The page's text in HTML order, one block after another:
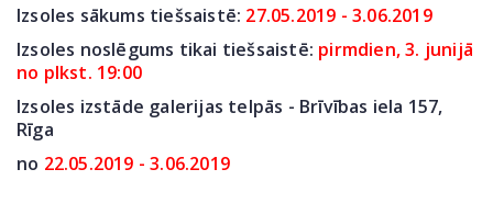
Izsoles sākums tiešsaistē: 27.05.2019 - 3.06.2019
Izsoles noslēgums tikai tiešsaistē: pirmdien, 3. junijā
no plkst. 19:00
Izsoles izstāde galerijas telpās - Brīvības iela 157,
Rīga
no 22.05.2019 - 3.06.2019